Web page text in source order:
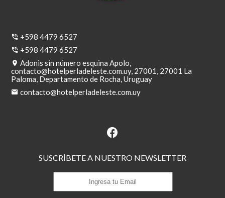
+598 4479 6527
+598 4479 6527
Adonis sin número esquina Apolo,
contacto@hotelperladeleste.com.uy, 27001, 27001 La
Paloma, Departamento de Rocha, Uruguay
contacto@hotelperladeleste.com.uy
SUSCRÍBETE A NUESTRO NEWSLETTER